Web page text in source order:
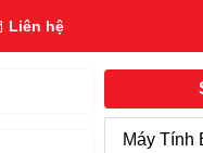
Liên hệ
Máy Tính